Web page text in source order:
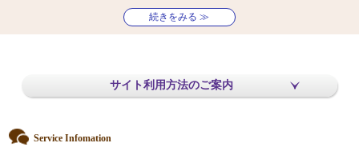
続きをみる ≫
サイト利用方法のご案内
Service Infomation